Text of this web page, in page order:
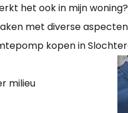
het ook in mijn
met diverse
kopen in
milieu